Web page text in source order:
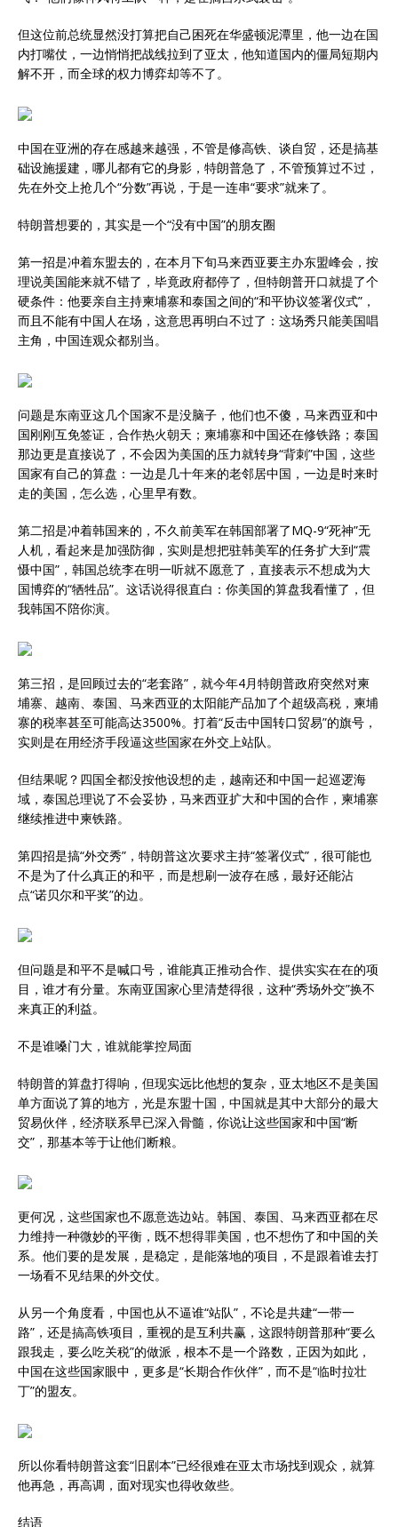
但这位前总统显然没打算把自己困死在华盛顿泥潭里，他一边在国
内打嘴仗，一边悄悄把战线拉到了亚太，他知道国内的僵局短期内
解不开，而全球的权力博弈却等不了。
中国在亚洲的存在感越来越强，不管是修高铁、谈自贸，还是搞基
础设施援建，哪儿都有它的身影，特朗普急了，不管预算过不过，
先在外交上抢几个“分数”再说，于是一连串“要求”就来了。
特朗普想要的，其实是一个“没有中国”的朋友圈
第一招是冲着东盟去的，在本月下旬马来西亚要主办东盟峰会，按
理说美国能来就不错了，毕竟政府都停了，但特朗普开口就提了个
硬条件：他要亲自主持柬埔寨和泰国之间的“和平协议签署仪式”，
而且不能有中国人在场，这意思再明白不过了：这场秀只能美国唱
主角，中国连观众都别当。
问题是东南亚这几个国家不是没脑子，他们也不傻，马来西亚和中
国刚刚互免签证，合作热火朝天；柬埔寨和中国还在修铁路；泰国
那边更是直接说了，不会因为美国的压力就转身“背刺”中国，这些
国家有自己的算盘：一边是几十年来的老邻居中国，一边是时来时
走的美国，怎么选，心里早有数。
第二招是冲着韩国来的，不久前美军在韩国部署了MQ-9“死神”无
人机，看起来是加强防御，实则是想把驻韩美军的任务扩大到“震
慑中国”，韩国总统李在明一听就不愿意了，直接表示不想成为大
国博弈的“牺牲品”。这话说得很直白：你美国的算盘我看懂了，但
我韩国不陪你演。
第三招，是回顾过去的“老套路”，就今年4月特朗普政府突然对柬
埔寨、越南、泰国、马来西亚的太阳能产品加了个超级高税，柬埔
寨的税率甚至可能高达3500%。打着“反击中国转口贸易”的旗号，
实则是在用经济手段逼这些国家在外交上站队。
但结果呢？四国全都没按他设想的走，越南还和中国一起巡逻海
域，泰国总理说了不会妥协，马来西亚扩大和中国的合作，柬埔寨
继续推进中柬铁路。
第四招是搞“外交秀”，特朗普这次要求主持“签署仪式”，很可能也
不是为了什么真正的和平，而是想刷一波存在感，最好还能沾
点“诺贝尔和平奖”的边。
但问题是和平不是喊口号，谁能真正推动合作、提供实实在在的项
目，谁才有分量。东南亚国家心里清楚得很，这种“秀场外交”换不
来真正的利益。
不是谁嗓门大，谁就能掌控局面
特朗普的算盘打得响，但现实远比他想的复杂，亚太地区不是美国
单方面说了算的地方，光是东盟十国，中国就是其中大部分的最大
贸易伙伴，经济联系早已深入骨髓，你说让这些国家和中国“断
交”，那基本等于让他们断粮。
更何况，这些国家也不愿意选边站。韩国、泰国、马来西亚都在尽
力维持一种微妙的平衡，既不想得罪美国，也不想伤了和中国的关
系。他们要的是发展，是稳定，是能落地的项目，不是跟着谁去打
一场看不见结果的外交仗。
从另一个角度看，中国也从不逼谁“站队”，不论是共建“一带一
路”，还是搞高铁项目，重视的是互利共赢，这跟特朗普那种“要么
跟我走，要么吃关税”的做派，根本不是一个路数，正因为如此，
中国在这些国家眼中，更多是“长期合作伙伴”，而不是“临时拉壮
丁”的盟友。
所以你看特朗普这套“旧剧本”已经很难在亚太市场找到观众，就算
他再急，再高调，面对现实也得收敛些。
结语